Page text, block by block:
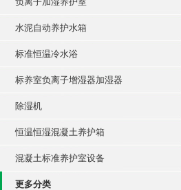
水泥自动养护水箱
标准恒温冷水浴
标养室负离子增湿器加湿器
除湿机
恒温恒湿混凝土养护箱
混凝土标准养护室设备
更多分类